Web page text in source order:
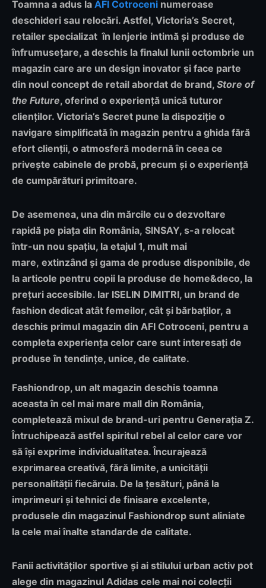
Toamna a adus la AFI Cotroceni numeroase
deschideri sau relocări. Astfel, Victoria’s Secret,
retailer specializat în lenjerie intimă și produse de
înfrumusețare, a deschis la finalul lunii octombrie un
magazin care are un design inovator și face parte
din noul concept de retail abordat de brand, Store of
the Future, oferind o experiență unică tuturor
clienților. Victoria’s Secret pune la dispoziție o
navigare simplificată în magazin pentru a ghida fără
efort clienții, o atmosferă modernă în ceea ce
privește cabinele de probă, precum și o experiență
de cumpărături primitoare.
De asemenea, una din mărcile cu o dezvoltare
rapidă pe piața din România, SINSAY, s-a relocat
într-un nou spațiu, la etajul 1, mult mai
mare, extinzând și gama de produse disponibile, de
la articole pentru copii la produse de home&deco, la
prețuri accesibile. Iar ISELIN DIMITRI, un brand de
fashion dedicat atât femeilor, cât și bărbaților, a
deschis primul magazin din AFI Cotroceni, pentru a
completa experiența celor care sunt interesați de
produse în tendințe, unice, de calitate.
Fashiondrop, un alt magazin deschis toamna
aceasta în cel mai mare mall din România,
completează mixul de brand-uri pentru Generația Z.
Întruchipează astfel spiritul rebel al celor care vor
să își exprime individualitatea. Încurajează
exprimarea creativă, fără limite, a unicității
personalității fiecăruia. De la țesături, până la
imprimeuri și tehnici de finisare excelente,
produsele din magazinul Fashiondrop sunt aliniate
la cele mai înalte standarde de calitate.
Fanii activităților sportive și ai stilului urban activ pot
alege din magazinul Adidas cele mai noi colecții